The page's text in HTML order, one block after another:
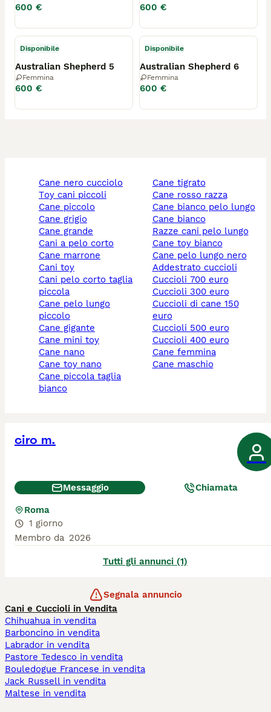
600 € 600 €
Disponibile
Australian Shepherd 5
Femmina
600 €
Disponibile
Australian Shepherd 6
Femmina
600 €
cane nero cucciolo
toy cani piccoli
cane piccolo
cane grigio
cane grande
cani a pelo corto
cane marrone
cani toy
cani pelo corto taglia
piccola
cane pelo lungo
piccolo
cane gigante
cane mini toy
cane nano
cane toy nano
cane piccola taglia
bianco
cane tigrato
cane rosso razza
cane bianco pelo lungo
cane bianco
razze cani pelo lungo
cane toy bianco
cane pelo lungo nero
addestrato cuccioli
cuccioli 700 euro
cuccioli 300 euro
cuccioli di cane 150
euro
cuccioli 500 euro
cuccioli 400 euro
cane femmina
cane maschio
ciro m.
Messaggio Chiamata
Roma
1 giorno
Membro da 2026
Tutti gli annunci (1)
Segnala annuncio
Cani e Cuccioli in Vendita
Chihuahua in vendita
Barboncino in vendita
Labrador in vendita
Pastore Tedesco in vendita
Bouledogue Francese in vendita
Jack Russell in vendita
Maltese in vendita